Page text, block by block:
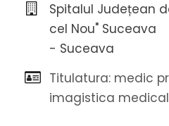
Spitalul Județean
cel Nou" Suceava
- Suceava
Titulatura: medic
imagistica